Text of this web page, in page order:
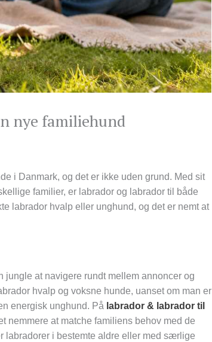
nye familiehund
i Danmark, og det er ikke uden grund. Med sit
familier, er labrador og labrador til både
labrador hvalp eller unghund, og det er nemt at
jungle at navigere rundt mellem annoncer og
hvalp og voksne hunde, uanset om man er
energisk unghund. På labrador & labrador til
nemmere at matche familiens behov med de
labradorer i bestemte aldre eller med særlige